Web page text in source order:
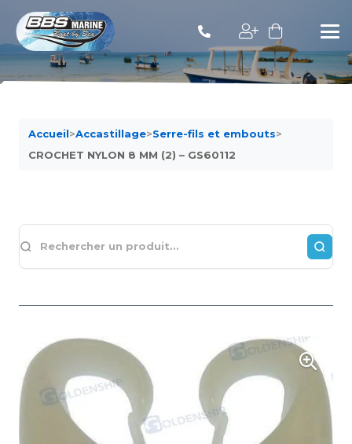
Accueil>Accastillage>Serre-fils et embouts>
CROCHET NYLON 8 MM (2) – GS60112